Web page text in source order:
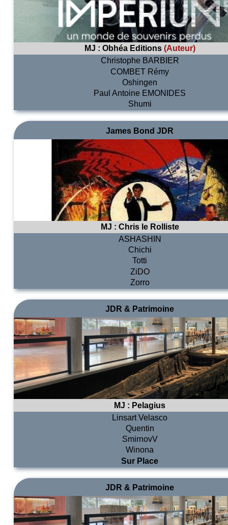
MJ : Obhéa Editions (Auteur)
Christophe BARBIER
COMBET Rémy
Oshingen
Paul Antoine EMONIDES
Shumi
James Bond JDR
MJ : Chris le Rolliste
ASHASHIN
Chichi
Totti
ZiDO
Zorro
JDR & Patrimoine
MJ : Pelagius
Linsart Velasco
Quentin
SmirnovV
Winona
Sur Place
JDR & Patrimoine